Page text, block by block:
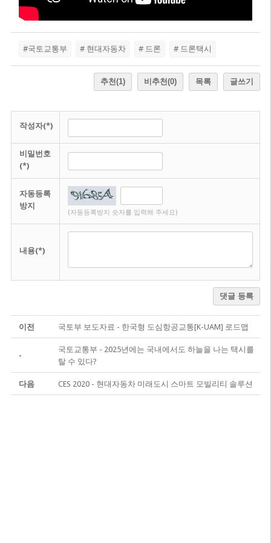
#국토교통부 # 현대자동차 # 드론 # 드론택시
추천(1) 비추천(0) 목록 글쓰기
작성자(*)
비밀번호
(*)
자동등록
방지
(자동등록방지 숫자를 입력해 주세요)
내용(*)
댓글 등록
이전 국토부 보도자료 - 한국형 도심항공교통[K-UAM] 로드맵
-
국토교통부 - 2025년에는 국내에서도 하늘을 나는 택시를
탈 수 있다?
다음 CES 2020 - 현대자동차 미래도시 스마트 모빌리티 솔루션